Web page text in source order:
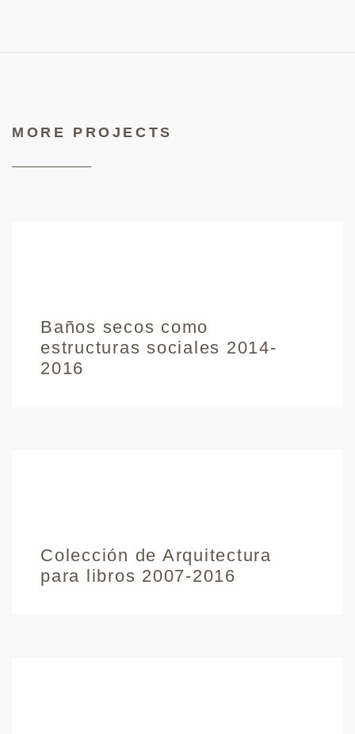
MORE PROJECTS
Baños secos como
estructuras sociales 2014-
2016
Colección de Arquitectura
para libros 2007-2016